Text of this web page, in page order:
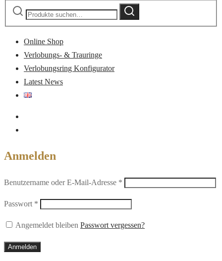
Suche
Suche
Online Shop
Verlobungs- & Trauringe
Verlobungsring Konfigurator
Latest News
Anmelden
Benutzername oder E-Mail-Adresse *
Passwort *
Angemeldet bleiben Passwort vergessen?
Anmelden